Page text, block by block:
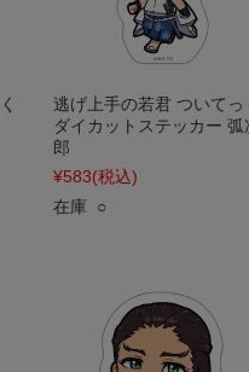
逃げ上手の若君 ついてっ
ダイカットステッカー 弧
郎
¥583(税込)
在庫 ○